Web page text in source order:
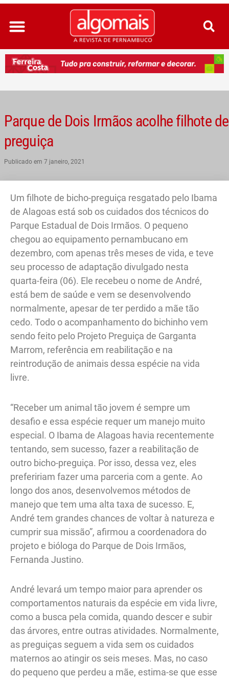
Ir
para
conteúdo
Parque de Dois Irmãos acolhe filhote de
preguiça
Publicado em 7 janeiro, 2021
Um filhote de bicho-preguiça resgatado pelo Ibama
de Alagoas está sob os cuidados dos técnicos do
Parque Estadual de Dois Irmãos. O pequeno
chegou ao equipamento pernambucano em
dezembro, com apenas três meses de vida, e teve
seu processo de adaptação divulgado nesta
quarta-feira (06). Ele recebeu o nome de André,
está bem de saúde e vem se desenvolvendo
normalmente, apesar de ter perdido a mãe tão
cedo. Todo o acompanhamento do bichinho vem
sendo feito pelo Projeto Preguiça de Garganta
Marrom, referência em reabilitação e na
reintrodução de animais dessa espécie na vida
livre.
“Receber um animal tão jovem é sempre um
desafio e essa espécie requer um manejo muito
especial. O Ibama de Alagoas havia recentemente
tentando, sem sucesso, fazer a reabilitação de
outro bicho-preguiça. Por isso, dessa vez, eles
prefeririam fazer uma parceria com a gente. Ao
longo dos anos, desenvolvemos métodos de
manejo que tem uma alta taxa de sucesso. E,
André tem grandes chances de voltar à natureza e
cumprir sua missão”, afirmou a coordenadora do
projeto e bióloga do Parque de Dois Irmãos,
Fernanda Justino.
André levará um tempo maior para aprender os
comportamentos naturais da espécie em vida livre,
como a busca pela comida, quando descer e subir
das árvores, entre outras atividades. Normalmente,
as preguiças seguem a vida sem os cuidados
maternos ao atingir os seis meses. Mas, no caso
do pequeno que perdeu a mãe, estima-se que esse